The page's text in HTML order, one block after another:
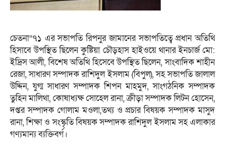
চেতনা”৭১ এর সভাপতি রিপনুর জামানের সভাপতিত্বে প্রধান অতিথি
হিসাবে উপস্থিত ছিলেন কুষ্টিয়া চৌড়হাস হাইওয়ে থানার ইনচার্জ মো:
ইদ্রিস আলী, বিশেষ অতিথি হিসেবে উপস্থিত ছিলেন, সাংবাদিক শাহীন
রেজা, সাধারণ সম্পাদক রাশিদুল ইসলাম (বিপুল), সহ সভাপতি জালাল
উদ্দিন, যুগ্ম সাধারণ সম্পাদক শিপন মাহমুদ, সাংগঠনিক সম্পাদক
তুহিন মালিথা, কোষাধ্যক্ষ সোহেল রানা, ক্রীড়া সম্পাদক লিটন হোসেন,
দপ্তর সম্পাদক গোলাম মওলা,তথ্য ও প্রচার বিষয়ক সম্পাদক মাসুদ
রানা, শিক্ষা ও সংস্কৃতি বিষয়ক সম্পাদক রাশিদুল ইসলাম সহ এলাকার
গণ্যমান্য ব্যক্তিবর্গ।